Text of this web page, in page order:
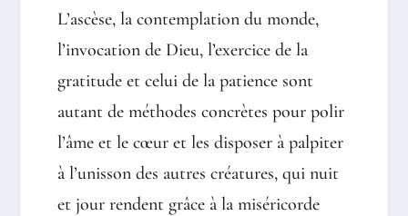
L’ascèse, la contemplation du monde,
l’invocation de Dieu, l’exercice de la
gratitude et celui de la patience sont
autant de méthodes concrètes pour polir
l’âme et le cœur et les disposer à palpiter
à l’unisson des autres créatures, qui nuit
et jour rendent grâce à la miséricorde